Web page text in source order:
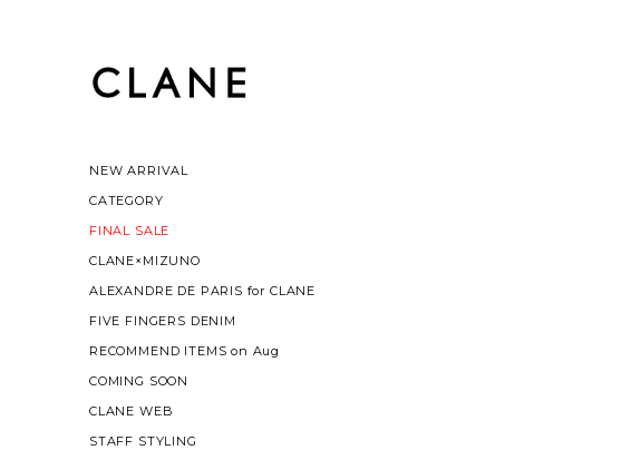
NEW ARRIVAL
CATEGORY
FINAL SALE
CLANE×MIZUNO
ALEXANDRE DE PARIS for CLANE
FIVE FINGERS DENIM
RECOMMEND ITEMS on Aug
COMING SOON
CLANE WEB
STAFF STYLING